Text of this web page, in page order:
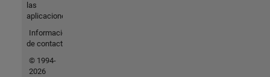
las
aplicaciones
Información
de contacto
© 1994-
2026